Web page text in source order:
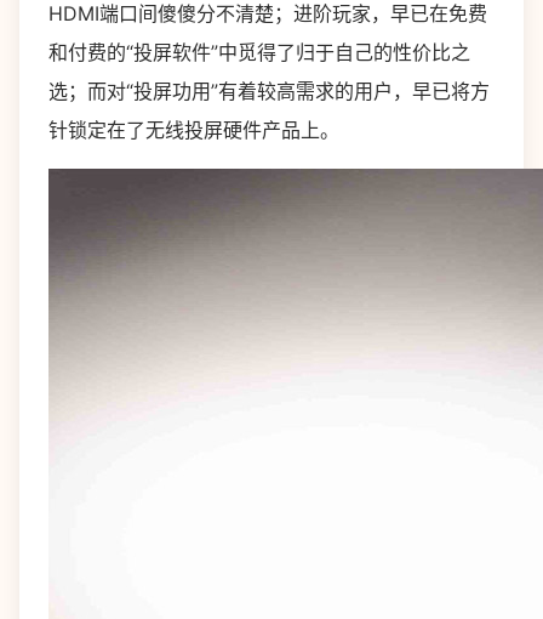
HDMI端口间傻傻分不清楚；进阶玩家，早已在免费
和付费的“投屏软件”中觅得了归于自己的性价比之
选；而对“投屏功用”有着较高需求的用户，早已将方
针锁定在了无线投屏硬件产品上。